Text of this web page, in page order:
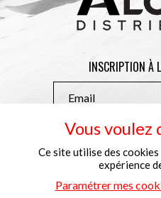
INSCRIPTION À
CONDITIONS
POLITIQUE DE
Vous voulez
Ce site utilise des
expérience
Paramétrer mes